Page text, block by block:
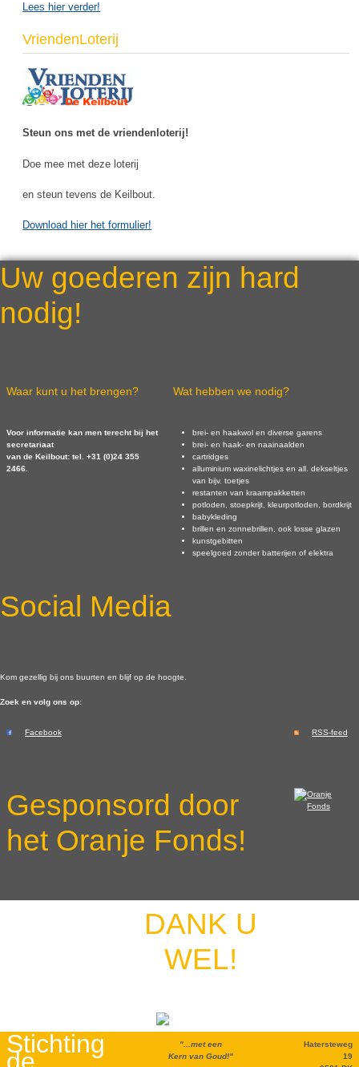
Lees hier verder!
VriendenLoterij
Steun ons met de vriendenloterij!
Doe mee met deze loterij
en steun tevens de Keilbout.
Download hier het formulier!
Uw goederen zijn hard
nodig!
Waar kunt u het brengen? Wat hebben we nodig?
Voor informatie kan men terecht bij het
secretariaat
van de Keilbout: tel. +31 (0)24 355
2466.
brei- en haakwol en diverse garens
brei- en haak- en naainaalden
cartridges
alluminium waxinelichtjes en all. dekseltjes
van bijv. toetjes
restanten van kraampakketten
potloden, stoepkrijt, kleurpotloden, bordkrijt
babykleding
brillen en zonnebrillen, ook losse glazen
kunstgebitten
speelgoed zonder batterijen of elektra
Social Media
Kom gezellig bij ons buurten en blijf op de hoogte.
Zoek en volg ons op:
Facebook RSS-feed
Gesponsord door
het Oranje Fonds!
DANK U
WEL!
Stichting
de
"...met een
Kern van Goud!"
Hatersteweg
19